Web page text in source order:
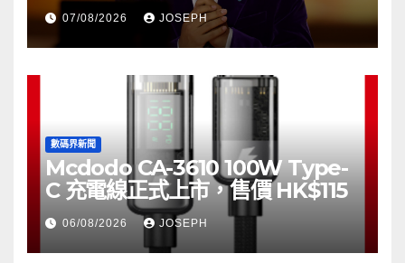
07/08/2026 JOSEPH
數碼界新聞
Mcdodo CA-3610 100W Type-
C 充電線正式上市，售價 HK$115
06/08/2026 JOSEPH